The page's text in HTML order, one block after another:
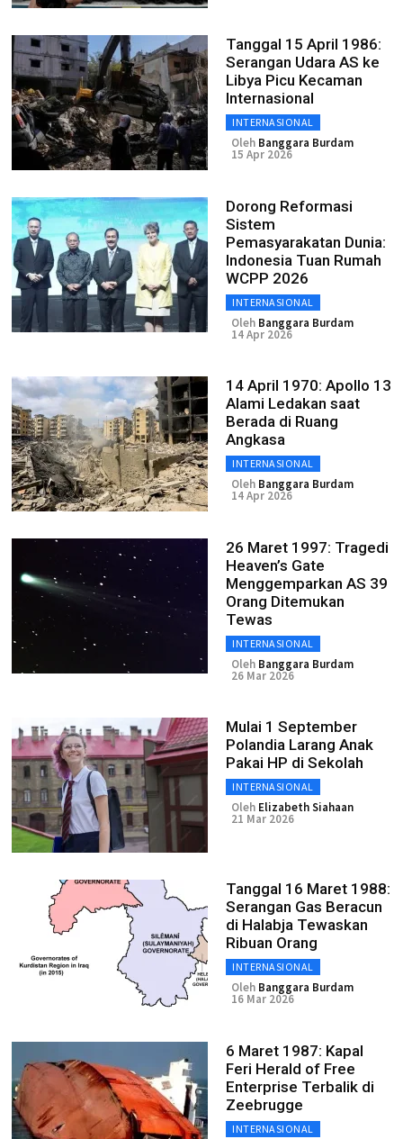
Tanggal 15 April 1986:
Serangan Udara AS ke
Libya Picu Kecaman
Internasional
INTERNASIONAL
Oleh Banggara Burdam
15 Apr 2026
Dorong Reformasi
Sistem
Pemasyarakatan Dunia:
Indonesia Tuan Rumah
WCPP 2026
INTERNASIONAL
Oleh Banggara Burdam
14 Apr 2026
14 April 1970: Apollo 13
Alami Ledakan saat
Berada di Ruang
Angkasa
INTERNASIONAL
Oleh Banggara Burdam
14 Apr 2026
26 Maret 1997: Tragedi
Heaven’s Gate
Menggemparkan AS 39
Orang Ditemukan
Tewas
INTERNASIONAL
Oleh Banggara Burdam
26 Mar 2026
Mulai 1 September
Polandia Larang Anak
Pakai HP di Sekolah
INTERNASIONAL
Oleh Elizabeth Siahaan
21 Mar 2026
Tanggal 16 Maret 1988:
Serangan Gas Beracun
di Halabja Tewaskan
Ribuan Orang
INTERNASIONAL
Oleh Banggara Burdam
16 Mar 2026
6 Maret 1987: Kapal
Feri Herald of Free
Enterprise Terbalik di
Zeebrugge
INTERNASIONAL